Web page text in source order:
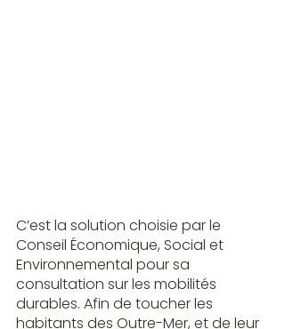
C’est la solution choisie par le
Conseil Économique, Social et
Environnemental pour sa
consultation sur les mobilités
durables. Afin de toucher les
habitants des Outre-Mer, et de leur